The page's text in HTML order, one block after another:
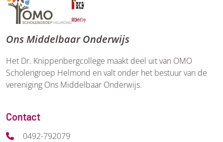
Ons Middelbaar Onderwijs
Het Dr. Knippenbergcollege maakt deel uit van OMO
Scholengroep Helmond en valt onder het bestuur van de
vereniging Ons Middelbaar Onderwijs.
Contact
0492-792079